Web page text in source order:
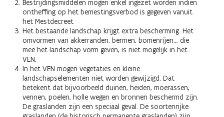
Bestrijdingsmiddelen mogen enkel ingezet worden indien
ontheffing op het bemestingsverbod is gegeven vanuit
het Mestdecreet
Het bestaande landschap krijgt extra bescherming. Het
omvormen van akkerranden, bermen, bomenrijen… die
mee het landschap vorm geven, is niet mogelijk in het
VEN.
In het VEN mogen vegetaties en kleine
landschapselementen niet worden gewijzigd. Dat
betekent dat bijvoorbeeld duinen, heiden, moerassen,
vennen, poelen, holle wegen en bronnen beschermd zijn.
De graslanden zijn een speciaal geval. De soortenrijke